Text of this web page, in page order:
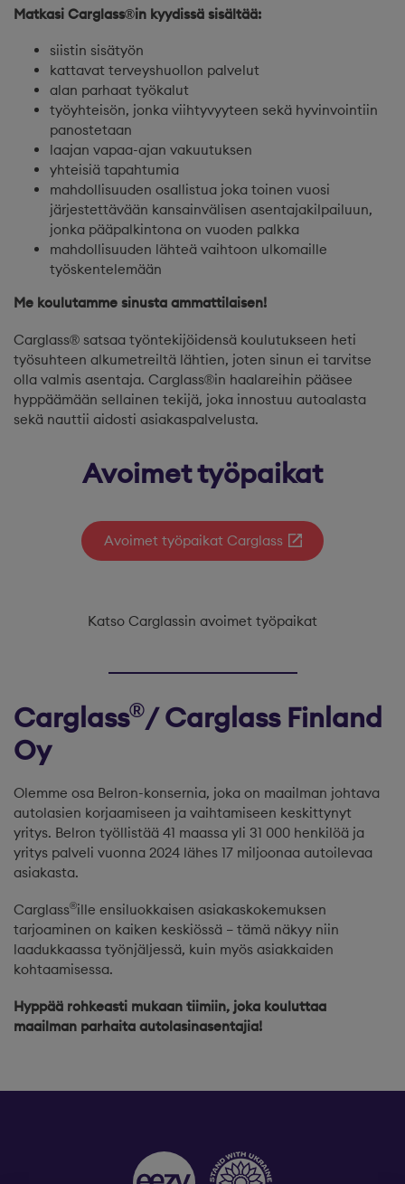
Matkasi Carglass®in kyydissä sisältää:
siistin sisätyön
kattavat terveyshuollon palvelut
alan parhaat työkalut
työyhteisön, jonka viihtyvyyteen sekä hyvinvointiin
panostetaan
laajan vapaa-ajan vakuutuksen
yhteisiä tapahtumia
mahdollisuuden osallistua joka toinen vuosi
järjestettävään kansainvälisen asentajakilpailuun,
jonka pääpalkintona on vuoden palkka
mahdollisuuden lähteä vaihtoon ulkomaille
työskentelemään
Me koulutamme sinusta ammattilaisen!
Carglass® satsaa työntekijöidensä koulutukseen heti
työsuhteen alkumetreiltä lähtien, joten sinun ei tarvitse
olla valmis asentaja. Carglass®in haalareihin pääsee
hyppäämään sellainen tekijä, joka innostuu autoalasta
sekä nauttii aidosti asiakaspalvelusta.
Avoimet työpaikat
Avoimet työpaikat Carglass
Katso Carglassin avoimet työpaikat
Carglass®/ Carglass Finland
Oy
Olemme osa Belron-konsernia, joka on maailman johtava
autolasien korjaamiseen ja vaihtamiseen keskittynyt
yritys. Belron työllistää 41 maassa yli 31 000 henkilöä ja
yritys palveli vuonna 2024 lähes 17 miljoonaa autoilevaa
asiakasta.
Carglass®ille ensiluokkaisen asiakaskokemuksen
tarjoaminen on kaiken keskiössä – tämä näkyy niin
laadukkaassa työnjäljessä, kuin myös asiakkaiden
kohtaamisessa.
Hyppää rohkeasti mukaan tiimiin, joka kouluttaa
maailman parhaita autolasinasentajia!